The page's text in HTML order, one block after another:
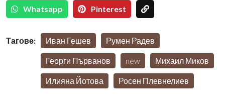
Whatsapp Pinterest
Тагове: Иван Гешев Румен Радев
Георги Първанов new Михаил Миков
Илияна Йотова Росен Плевнелиев